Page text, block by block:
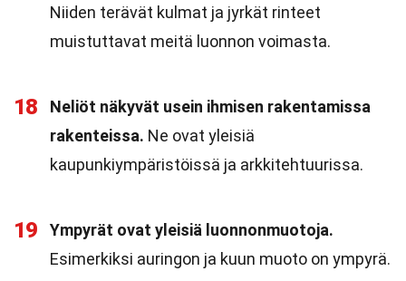
Niiden terävät kulmat ja jyrkät rinteet
muistuttavat meitä luonnon voimasta.
18
Neliöt näkyvät usein ihmisen rakentamissa
rakenteissa. Ne ovat yleisiä
kaupunkiympäristöissä ja arkkitehtuurissa.
19
Ympyrät ovat yleisiä luonnonmuotoja.
Esimerkiksi auringon ja kuun muoto on ympyrä.